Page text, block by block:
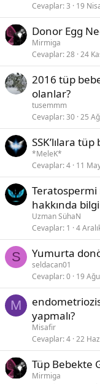
Cevaplar 3 19
Donor Egg
Mirmiga
Cevaplar 28 24
2016 tüp
olanlar?
tusemmm
Cevaplar 30 25
SSK’lılara
*MeleK*
Cevaplar 4 11
Teratospermi
hakkında
Uzman SühaN
Cevaplar 1 4
S Yumurta
seldacan01
Cevaplar 0 19
M
yapmalı?
Misafir
Cevaplar 4 22
Tüp Bebekte
Mirmiga